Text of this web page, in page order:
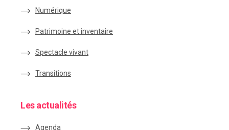
Numérique
Patrimoine et inventaire
Spectacle vivant
Transitions
Les actualités
Agenda